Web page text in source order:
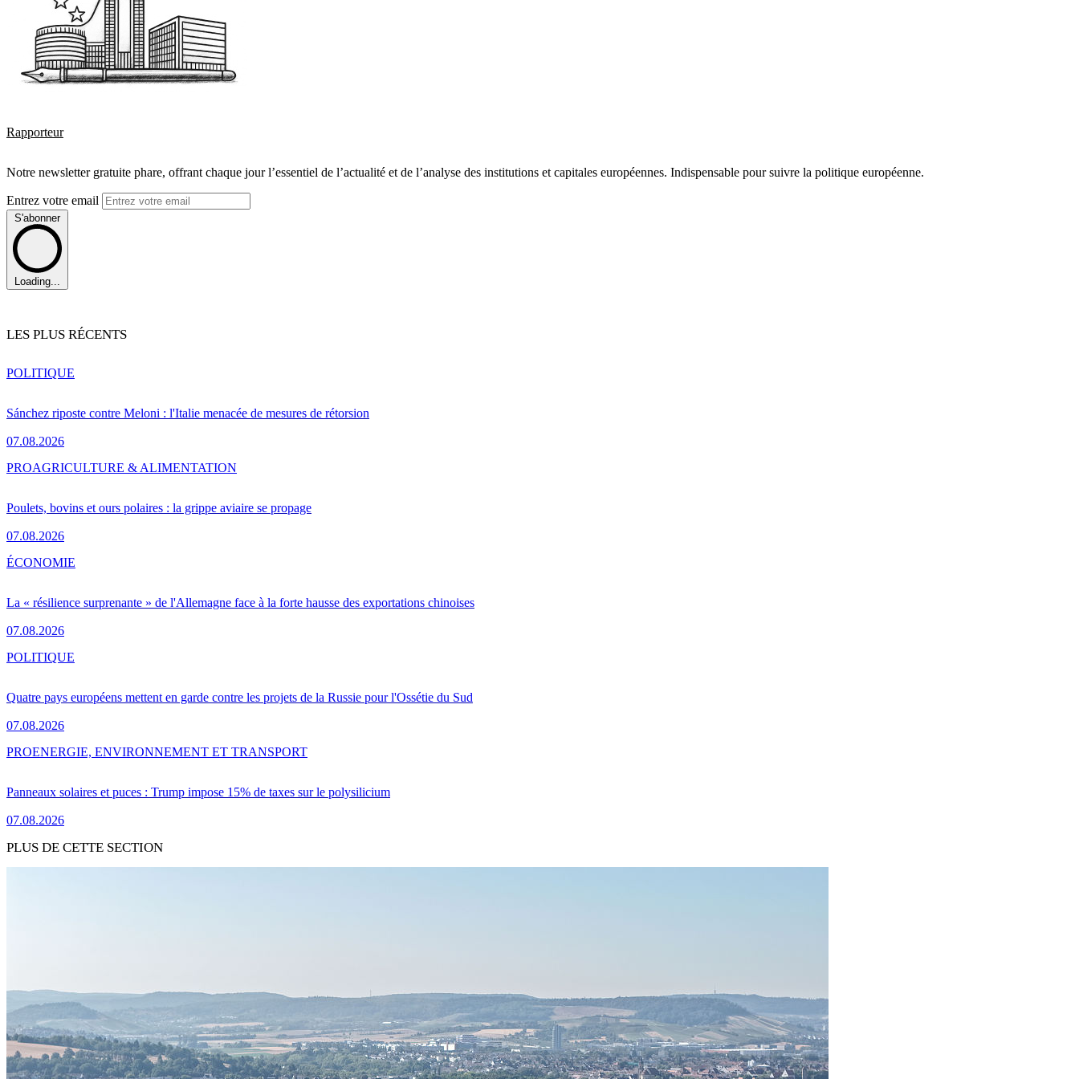
Rapporteur
Notre newsletter gratuite phare, offrant chaque jour l’essentiel de l’actualité et de l’analyse des institutions et capitales européennes. Indispensable pour suivre la politique européenne.
Entrez votre email
S'abonner
Loading...
LES PLUS RÉCENTS
Sánchez riposte contre Meloni : l'Italie menacée de mesures de rétorsion
07.08.2026
POLITIQUE
Poulets, bovins et ours polaires : la grippe aviaire se propage
07.08.2026
PROAGRICULTURE & ALIMENTATION
La « résilience surprenante » de l'Allemagne face à la forte hausse des exportations chinoises
07.08.2026
ÉCONOMIE
Quatre pays européens mettent en garde contre les projets de la Russie pour l'Ossétie du Sud
07.08.2026
POLITIQUE
Panneaux solaires et puces : Trump impose 15% de taxes sur le polysilicium
07.08.2026
PROENERGIE, ENVIRONNEMENT ET TRANSPORT
PLUS DE CETTE SECTION